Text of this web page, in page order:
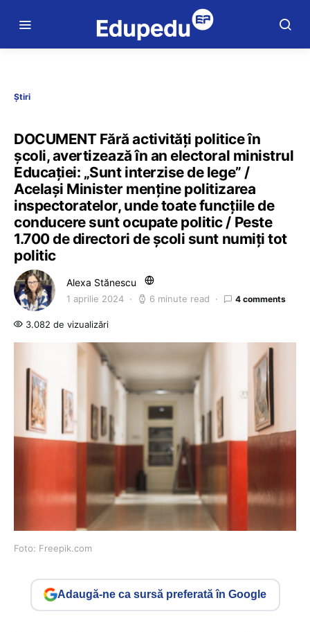
Știri
DOCUMENT Fără activități politice în
școli, avertizează în an electoral ministrul
Educației: „Sunt interzise de lege” /
Același Minister menține politizarea
inspectoratelor, unde toate funcțiile de
conducere sunt ocupate politic / Peste
1.700 de directori de școli sunt numiți tot
politic
Alexa Stănescu
1 aprilie 2024 6 minute read 4 comments
3.082 de vizualizări
Foto: Freepik.com
Adaugă-ne ca sursă preferată în Google